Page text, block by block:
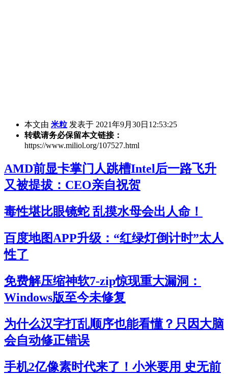
本文由 米粒 发表于 2021年9月30日12:53:25
转载请务必保留本文链接：
https://www.miliol.org/107527.html
AMD前显卡掌门人跳槽Intel后一路飞升
又被提拔：CEO亲自祝贺
毒性堪比眼镜蛇 乱摸水母会出人命！
百度地图APP升级：“红绿灯倒计时”太人
性了
免费解压缩神软7-zip惊现重大漏洞：
Windows版至今未修复
为什么汉字打乱顺序也能看懂？只因大脑
会自动修正错误
手机2亿像素时代来了！小米要用 史无前